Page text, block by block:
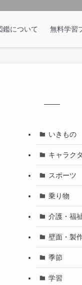
鑑について 無料学習
いきもの
キャラク
スポーツ
乗り物
介護・福
壁面・製
季節
学習